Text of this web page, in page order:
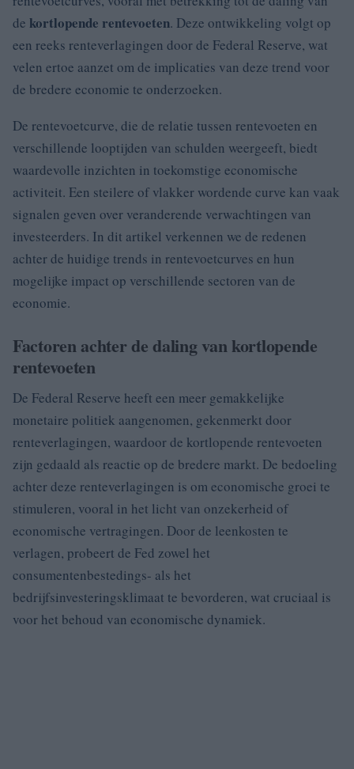
de kortlopende rentevoeten. Deze ontwikkeling volgt op
een reeks renteverlagingen door de Federal Reserve, wat
velen ertoe aanzet om de implicaties van deze trend voor
de bredere economie te onderzoeken.
De rentevoetcurve, die de relatie tussen rentevoeten en
verschillende looptijden van schulden weergeeft, biedt
waardevolle inzichten in toekomstige economische
activiteit. Een steilere of vlakker wordende curve kan vaak
signalen geven over veranderende verwachtingen van
investeerders. In dit artikel verkennen we de redenen
achter de huidige trends in rentevoetcurves en hun
mogelijke impact op verschillende sectoren van de
economie.
Factoren achter de daling van kortlopende
rentevoeten
De Federal Reserve heeft een meer gemakkelijke
monetaire politiek aangenomen, gekenmerkt door
renteverlagingen, waardoor de kortlopende rentevoeten
zijn gedaald als reactie op de bredere markt. De bedoeling
achter deze renteverlagingen is om economische groei te
stimuleren, vooral in het licht van onzekerheid of
economische vertragingen. Door de leenkosten te
verlagen, probeert de Fed zowel het
consumentenbestedings- als het
bedrijfsinvesteringsklimaat te bevorderen, wat cruciaal is
voor het behoud van economische dynamiek.